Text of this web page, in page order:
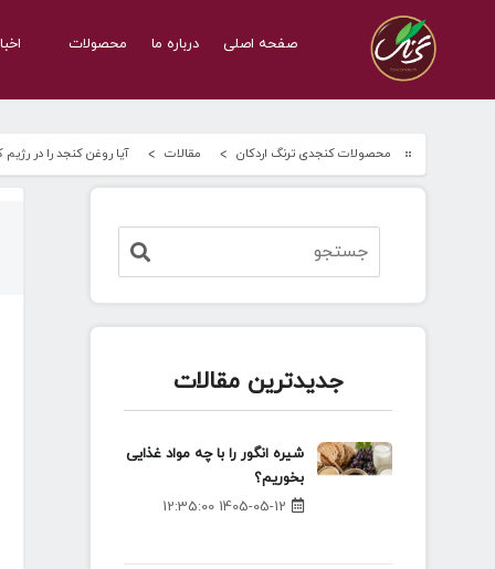
صفحه اصلی درباره ما محصولات
محصولات کنجدی ترنگ اردکان مقالات آیا روغن کنجد را در
جدیدترین مقالات
شیره انگور را با چه مواد غذایی
بخوریم؟
1405-05-12 12:35:00